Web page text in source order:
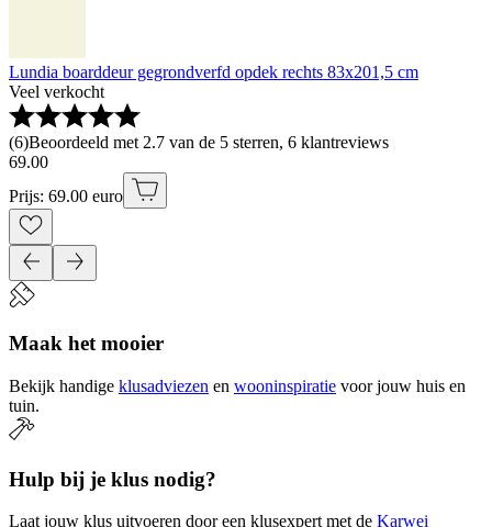
Lundia boarddeur gegrondverfd opdek rechts 83x201,5 cm
Veel verkocht
(6)Beoordeeld met 2.7 van de 5 sterren, 6 klantreviews
69.00
Prijs: 69.00 euro
Maak het mooier
Bekijk handige klusadviezen en wooninspiratie voor jouw huis en
tuin.
Hulp bij je klus nodig?
Laat jouw klus uitvoeren door een klusexpert met de Karwei